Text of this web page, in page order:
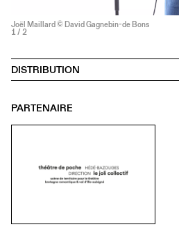
Joël Maillard © David Gagnebin-de Bons
1 / 2
DISTRIBUTION
PARTENAIRE